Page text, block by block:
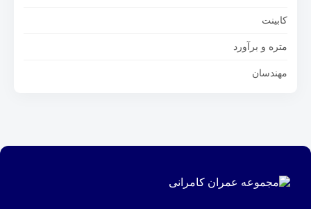
کابینت
متره و برآورد
مهندسان